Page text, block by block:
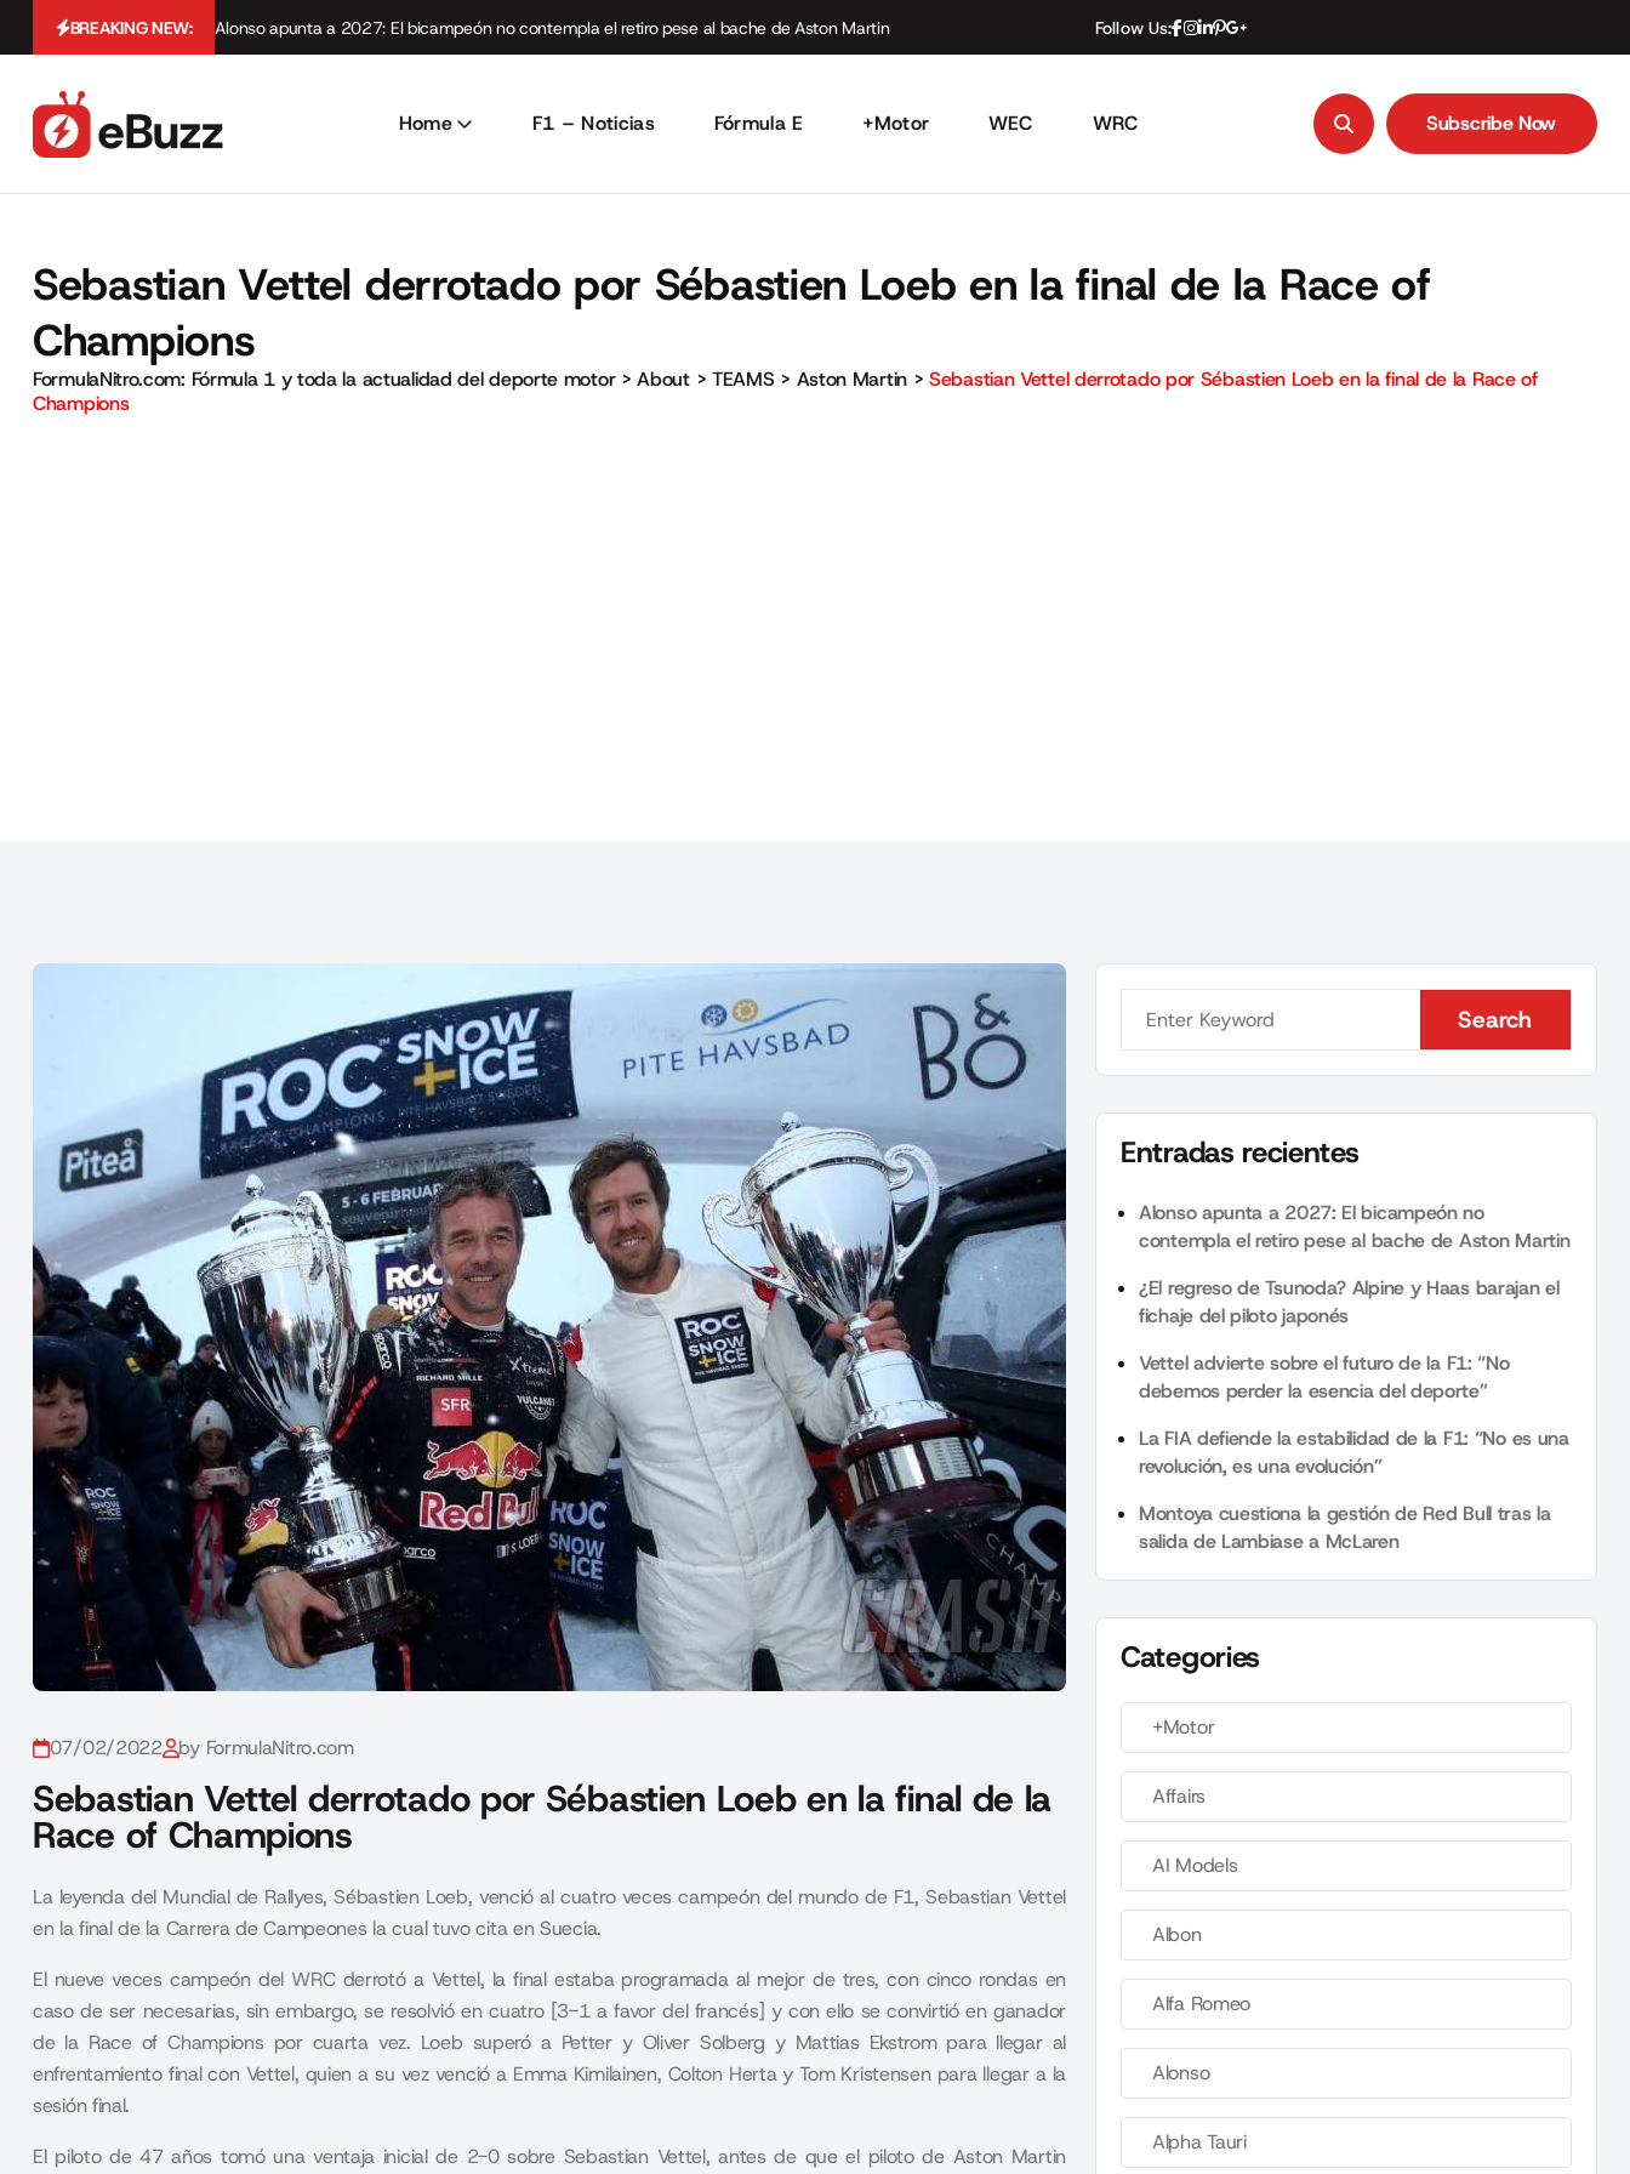
BREAKING NEW: Alonso apunta a 2027: El bicampeón no contempla el retiro pese al bache de Aston Martin Follow Us:
Home F1 – Noticias Fórmula E +Motor WEC WRC Subscribe Now
Sebastian Vettel derrotado por Sébastien Loeb en la final de la Race of
Champions
FormulaNitro.com: Fórmula 1 y toda la actualidad del deporte motor>About> TEAMS > Aston Martin>Sebastian Vettel derrotado por Sébastien Loeb en la final de la Race of
Champions
07/02/2022 by FormulaNitro.com
Sebastian Vettel derrotado por Sébastien Loeb en la final de la
Race of Champions
La leyenda del Mundial de Rallyes, Sébastien Loeb, venció al cuatro veces campeón del mundo de F1, Sebastian Vettel
en la final de la Carrera de Campeones la cual tuvo cita en Suecia.
El nueve veces campeón del WRCderrotó a Vettel, la final estaba programada al mejor de tres, con cinco rondas en
caso de ser necesarias, sin embargo, se resolvió en cuatro [3-1 a favor del francés] y con ello se convirtió en ganador
de la Race of Champions por cuarta vez. Loeb superó a Petter y Oliver Solberg y Mattias Ekstrom para llegar al
enfrentamiento final con Vettel, quien a su vez venció a Emma Kimilainen, Colton Herta y Tom Kristensen para llegar a la
sesión final.
El piloto de 47 años tomó una ventaja inicial de 2-0 sobre Sebastian Vettel, antes de que el piloto de Aston Martin
Search
Search
Entradas recientes
Alonso apunta a 2027: El bicampeón no
contempla el retiro pese al bache de Aston Martin
¿El regreso de Tsunoda? Alpine y Haas barajan el
fichaje del piloto japonés
Vettel advierte sobre el futuro de la F1: “No
debemos perder la esencia del deporte”
La FIA defiende la estabilidad de la F1: “No es una
revolución, es una evolución”
Montoya cuestiona la gestión de Red Bull tras la
salida de Lambiase a McLaren
Categories
+Motor
Affairs
AI Models
Albon
Alfa Romeo
Alonso
Alpha Tauri